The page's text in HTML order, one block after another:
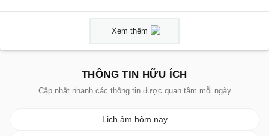
Xem thêm
THÔNG TIN HỮU ÍCH
Cập nhật nhanh các thông tin được quan tâm mỗi ngày
Lịch âm hôm nay